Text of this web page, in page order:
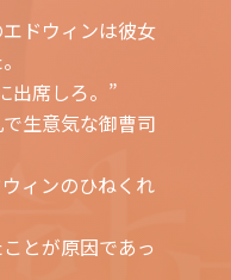
ドウィンは彼女
出席しろ。”
生意気な御曹司
ィンのひねくれ
とが原因であっ